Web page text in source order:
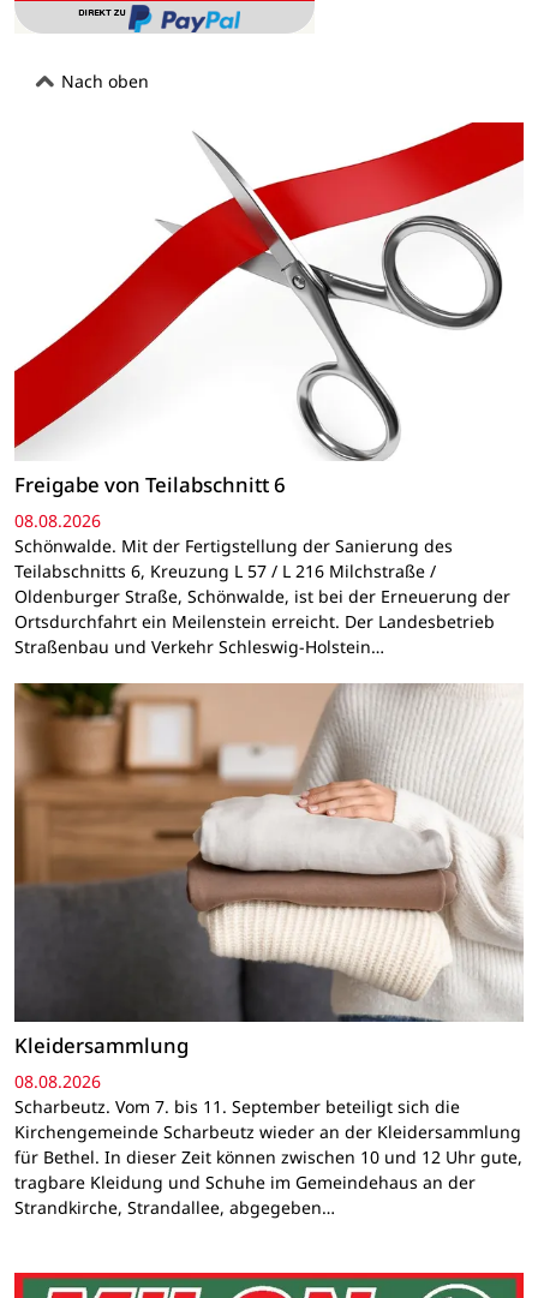
Nach oben
Freigabe von Teilabschnitt 6
08.08.2026
Schönwalde. Mit der Fertigstellung der Sanierung des
Teilabschnitts 6, Kreuzung L 57 / L 216 Milchstraße /
Oldenburger Straße, Schönwalde, ist bei der Erneuerung der
Ortsdurchfahrt ein Meilenstein erreicht. Der Landesbetrieb
Straßenbau und Verkehr Schleswig-Holstein…
Kleidersammlung
08.08.2026
Scharbeutz. Vom 7. bis 11. September beteiligt sich die
Kirchengemeinde Scharbeutz wieder an der Kleidersammlung
für Bethel. In dieser Zeit können zwischen 10 und 12 Uhr gute,
tragbare Kleidung und Schuhe im Gemeindehaus an der
Strandkirche, Strandallee, abgegeben…